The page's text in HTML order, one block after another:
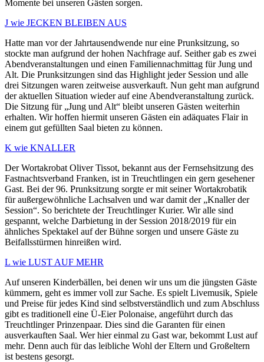
Momente bei unseren Gästen sorgen.
J wie JECKEN BLEIBEN AUS
Hatte man vor der Jahrtausendwende nur eine Prunksitzung, so
stockte man aufgrund der hohen Nachfrage auf. Seither gab es zwei
Abendveranstaltungen und einen Familiennachmittag für Jung und
Alt. Die Prunksitzungen sind das Highlight jeder Session und alle
drei Sitzungen waren zeitweise ausverkauft. Nun geht man aufgrund
der aktuellen Situation wieder auf eine Abendveranstaltung zurück.
Die Sitzung für „Jung und Alt“ bleibt unseren Gästen weiterhin
erhalten. Wir hoffen hiermit unseren Gästen ein adäquates Flair in
einem gut gefüllten Saal bieten zu können.
K wie KNALLER
Der Wortakrobat Oliver Tissot, bekannt aus der Fernsehsitzung des
Fastnachtsverband Franken, ist in Treuchtlingen ein gern gesehener
Gast. Bei der 96. Prunksitzung sorgte er mit seiner Wortakrobatik
für außergewöhnliche Lachsalven und war damit der „Knaller der
Session“. So berichtete der Treuchtlinger Kurier. Wir alle sind
gespannt, welche Darbietung in der Session 2018/2019 für ein
ähnliches Spektakel auf der Bühne sorgen und unsere Gäste zu
Beifallsstürmen hinreißen wird.
L wie LUST AUF MEHR
Auf unseren Kinderbällen, bei denen wir uns um die jüngsten Gäste
kümmern, geht es immer voll zur Sache. Es spielt Livemusik, Spiele
und Preise für jedes Kind sind selbstverständlich und zum Abschluss
gibt es traditionell eine Ü-Eier Polonaise, angeführt durch das
Treuchtlinger Prinzenpaar. Dies sind die Garanten für einen
ausverkauften Saal. Wer hier einmal zu Gast war, bekommt Lust auf
mehr. Denn auch für das leibliche Wohl der Eltern und Großeltern
ist bestens gesorgt.